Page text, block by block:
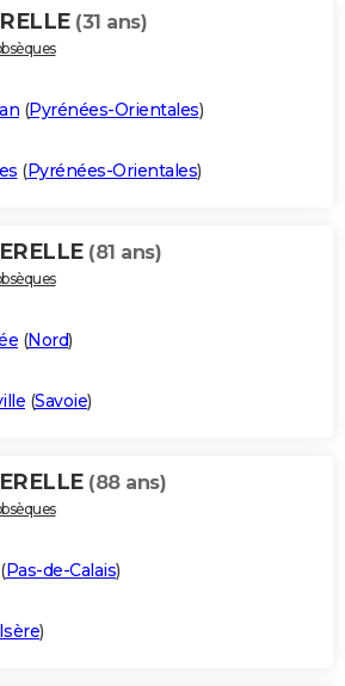
(31 ans)
(Pyrénées-Orientales)
(Pyrénées-Orientales)
(81 ans)
(Nord)
(Savoie)
(88 ans)
(Pas-de-Calais)
)